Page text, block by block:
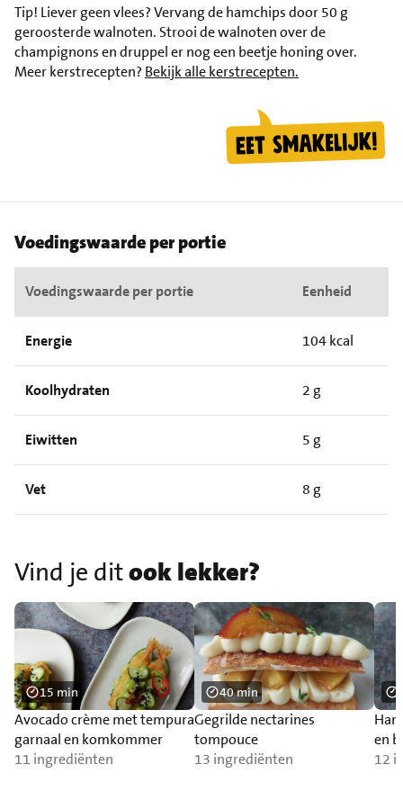
Tip! Liever geen vlees? Vervang de hamchips door 50 g
geroosterde walnoten. Strooi de walnoten over de
champignons en druppel er nog een beetje honing over.
Meer kerstrecepten? Bekijk alle kerstrecepten.
Voedingswaarde per portie
Voedingswaarde per portie Eenheid
Energie 104 kcal
Koolhydraten 2 g
Eiwitten 5 g
Vet 8 g
Vind je ditook lekker?
Avocado crème met tempura
garnaal en komkommer
11 ingrediënten
15 min
Gegrilde nectarines
tompouce
13 ingrediënten
40 min
en
12